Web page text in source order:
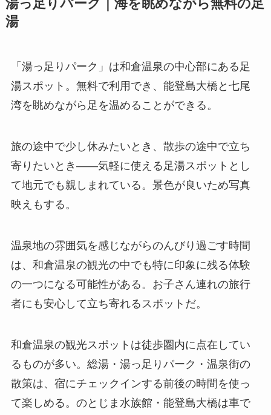
湯っ足りパーク｜海を眺めながら無料の足
湯
「湯っ足りパーク」は和倉温泉の中心部にある足
湯スポット。無料で利用でき、能登島大橋と七尾
湾を眺めながら足を温めることができる。
旅の途中で少し休みたいとき、散歩の途中で立ち
寄りたいとき——気軽に使える足湯スポットとし
て地元でも親しまれている。景色が良いため写真
映えもする。
温泉地の雰囲気を感じながらのんびり過ごす時間
は、和倉温泉の観光の中でも特に印象に残る体験
の一つになる可能性がある。お子さん連れの旅行
者にも安心して立ち寄れるスポットだ。
和倉温泉の観光スポットは徒歩圏内に点在してい
るものが多い。総湯・湯っ足りパーク・温泉街の
散策は、宿にチェックインする前後の時間を使っ
て楽しめる。のとじま水族館・能登島大橋は車で